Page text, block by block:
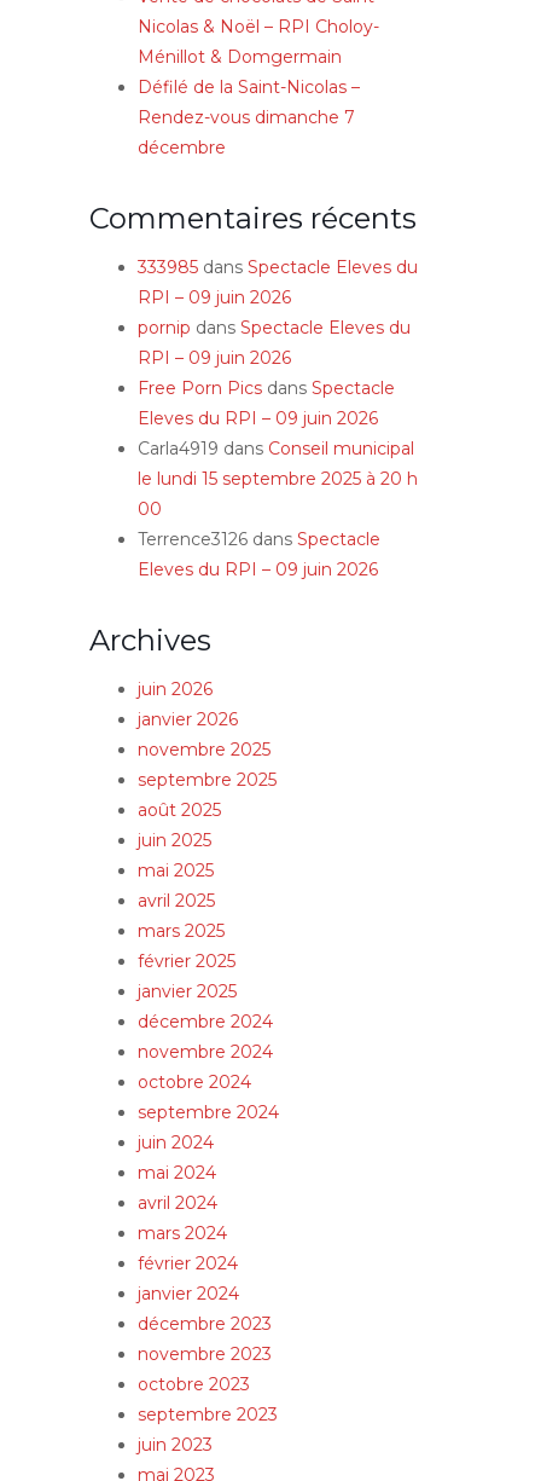
Nicolas & Noël – RPI Choloy-
Ménillot & Domgermain
Défilé de la Saint-Nicolas –
Rendez-vous dimanche 7
décembre
Commentaires récents
333985 dans Spectacle Eleves du
RPI – 09 juin 2026
pornip dans Spectacle Eleves du
RPI – 09 juin 2026
Free Porn Pics dans Spectacle
Eleves du RPI – 09 juin 2026
Carla4919 dans Conseil municipal
le lundi 15 septembre 2025 à 20 h
00
Terrence3126 dans Spectacle
Eleves du RPI – 09 juin 2026
Archives
juin 2026
janvier 2026
novembre 2025
septembre 2025
août 2025
juin 2025
mai 2025
avril 2025
mars 2025
février 2025
janvier 2025
décembre 2024
novembre 2024
octobre 2024
septembre 2024
juin 2024
mai 2024
avril 2024
mars 2024
février 2024
janvier 2024
décembre 2023
novembre 2023
octobre 2023
septembre 2023
juin 2023
mai 2023